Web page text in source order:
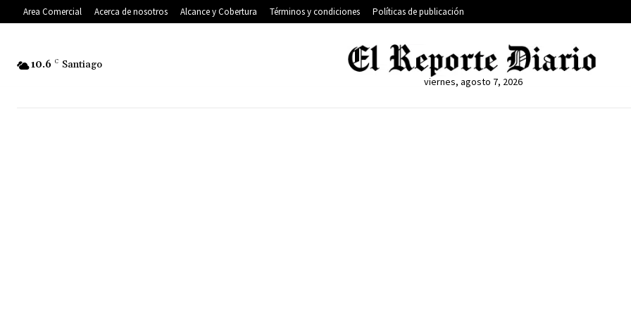
Area Comercial Acerca de nosotros Alcance y Cobertura Términos y condiciones Políticas de publicación
10.6 C Santiago
viernes, agosto 7, 2026